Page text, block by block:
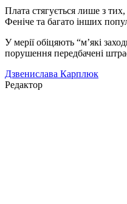
Плата стягується лише з
Феніче та багато інших
У мерії обіцяють “м’які
порушення передбачені
Дзвенислава Карплюк
Редактор